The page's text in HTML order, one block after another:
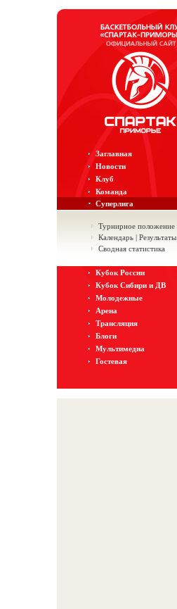
Заглавная
Новости
Клуб
Команда
Суперлига
Турнирное положение
Календарь | Результаты
Сводная статистика
Кубок России
Кубок Сибири и ДВ
Молодежные
Арена
Трансляция
Блоги
Мультимедиа
Гостевая